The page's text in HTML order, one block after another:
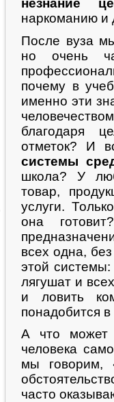
незнание
наркоманию и
После вуза
но очень
почему в
именно эти
благодаря
отметок? И
системы
школа? У
товар,
услуги.
она
всех одна,
этой
лягушат и
и ловить
понадобится
А что может
человека
мы говорим,
часто